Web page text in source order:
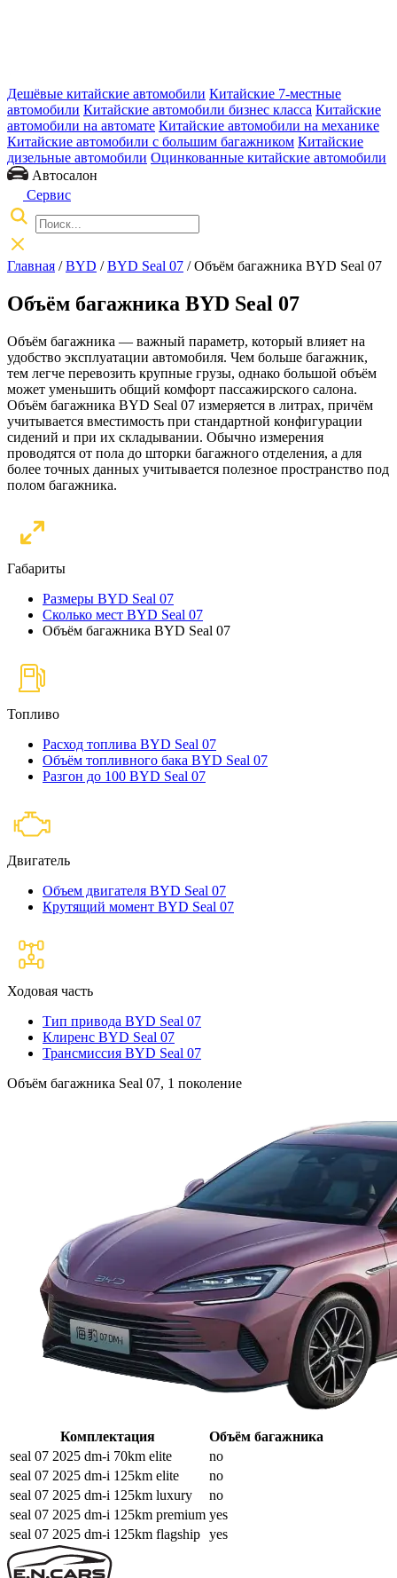
Дешёвые китайские автомобили Китайские 7-местные
автомобили Китайские автомобили бизнес класса Китайские
автомобили на автомате Китайские автомобили на механике
Китайские автомобили с большим багажником Китайские
дизельные автомобили Оцинкованные китайские автомобили
Автосалон
Сервис
Главная /BYD /BYD Seal 07 / Объём багажника BYD Seal 07
Объём багажника BYD Seal 07
Объём багажника — важный параметр, который влияет на
удобство эксплуатации автомобиля. Чем больше багажник,
тем легче перевозить крупные грузы, однако большой объём
может уменьшить общий комфорт пассажирского салона.
Объём багажника BYD Seal 07 измеряется в литрах, причём
учитывается вместимость при стандартной конфигурации
сидений и при их складывании. Обычно измерения
проводятся от пола до шторки багажного отделения, а для
более точных данных учитывается полезное пространство под
полом багажника.
Габариты
Размеры BYD Seal 07
Сколько мест BYD Seal 07
Объём багажника BYD Seal 07
Топливо
Расход топлива BYD Seal 07
Объём топливного бака BYD Seal 07
Разгон до 100 BYD Seal 07
Двигатель
Объем двигателя BYD Seal 07
Крутящий момент BYD Seal 07
Ходовая часть
Тип привода BYD Seal 07
Клиренс BYD Seal 07
Трансмиссия BYD Seal 07
Объём багажника Seal 07, 1 поколение
Комплектация
Объём багажника
seal 07 2025 dm-i 70km elite
no
seal 07 2025 dm-i 125km elite
no
seal 07 2025 dm-i 125km luxury
no
seal 07 2025 dm-i 125km premium yes
seal 07 2025 dm-i 125km flagship yes